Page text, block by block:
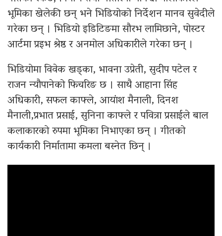
भूमिका खेलेकी छन् भने भिडियोको निर्देशन मानव सुवेदीले
गरेका छन् । भिडियो इडिटिङमा सौरभ लामिछाने, पोस्टर
आर्टमा प्रइभ श्रेष्ठ र अनमोल अधिकारीले गरेका छन् ।
भिडियोमा विवेक खड्का, भावना उप्रेती, सुदीप पटेल र
राजन न्यौपानेको फिचरिङ छ । साथै आहाना सिंह
अधिकारी, सफल काफ्ले, आयांश मैनाली, दिनश
मैनाली,प्रभात प्रसाई, सुनिना काफ्ले र पवित्रा प्रसाईले बाल
कलाकारको रुपमा भूमिका निभाएका छन् । गीतको
कार्यकारी निर्मातामा कमला बस्नेत छिन् ।